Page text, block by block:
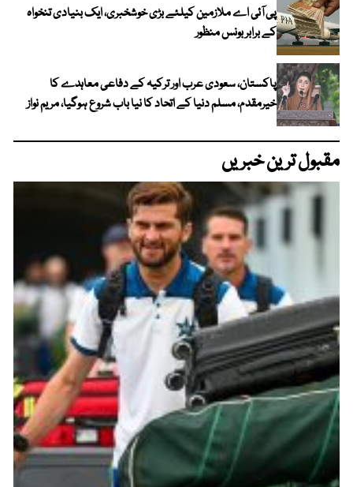
پی آئی اے ملازمین کیلئے بڑی خوشخبری، ایک بنیادی تنخواہ
کے برابر بونس منظور
پاکستان، سعودی عرب اور ترکیہ کے دفاعی معاہدے کا
خیرمقدم، مسلم دنیا کے اتحاد کا نیا باب شروع ہوگیا، مریم نواز
مقبول ترین خبریں